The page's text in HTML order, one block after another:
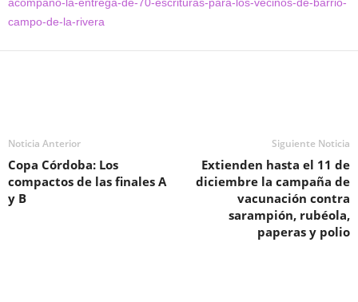
campo-de-la-rivera
Noticia Anterior
Copa Córdoba: Los
compactos de las finales A
y B
Siguiente Noticia
Extienden hasta el 11 de
diciembre la campaña de
vacunación contra
sarampión, rubéola,
paperas y polio